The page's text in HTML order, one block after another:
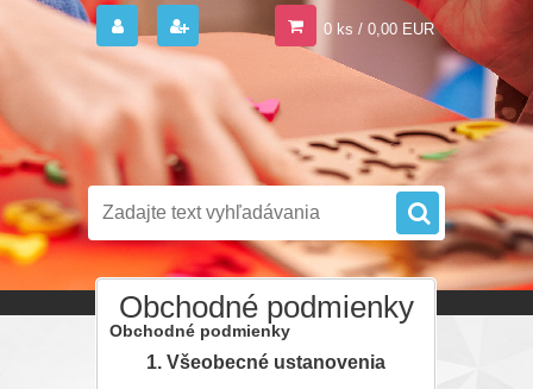
0 ks / 0,00 EUR
Obchodné podmienky
Obchodné podmienky
1. Všeobecné ustanovenia